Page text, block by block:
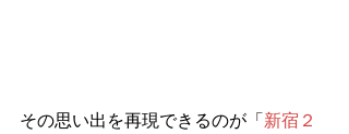
その思い出を再現できるのが「 新宿２